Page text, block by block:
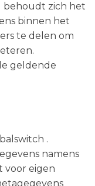
behoudt zich het
binnen het
te delen om
geldende
.
namens
voor eigen